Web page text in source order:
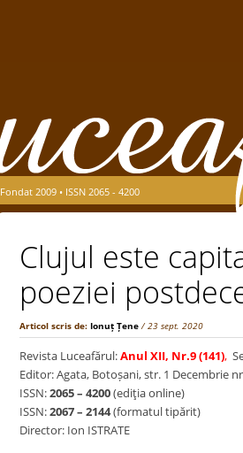
Fondat 2009 • ISSN 2065 - 4200
Clujul este
poeziei
Articol scris de: Ionuț Țene / 23 sept. 2020
Revista Luceafărul:Anul XII, Nr.9 (141),
Editor: Agata, Botoșani, str. 1 Decembrie
ISSN:2065 – 4200(ediţia online)
ISSN:2067 – 2144(formatul tipărit)
Director: Ion ISTRATE